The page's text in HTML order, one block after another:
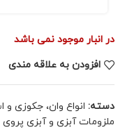
در انبار موجود نمی باشد
افزودن به علاقه مندی
دسته: انواع وان، جکوزی
ملزومات آبزی و آبزی پروی